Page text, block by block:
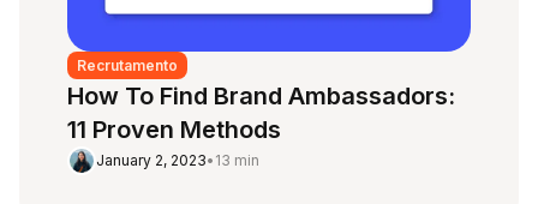
Recrutamento
How To Find Brand Ambassadors:
11 Proven Methods
January 2, 2023• 13 min